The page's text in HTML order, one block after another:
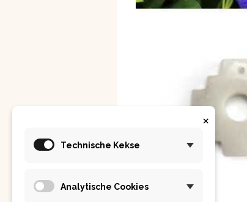
×
Technische Kekse
Analytische Cookies